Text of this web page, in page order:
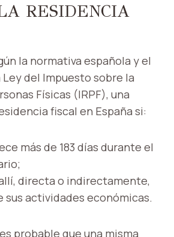
RESIDENCIA
la normativa española y el
Ley del Impuesto sobre la
Físicas (IRPF), una
fiscal en España si:
más de 183 días durante el
directa o indirectamente,
sus actividades económicas.
probable que una misma